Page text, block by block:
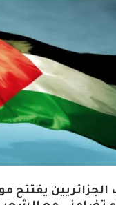
الجزائريين يفتتح